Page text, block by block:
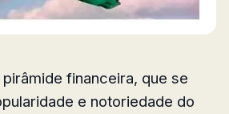
financeira, que se
e notoriedade do